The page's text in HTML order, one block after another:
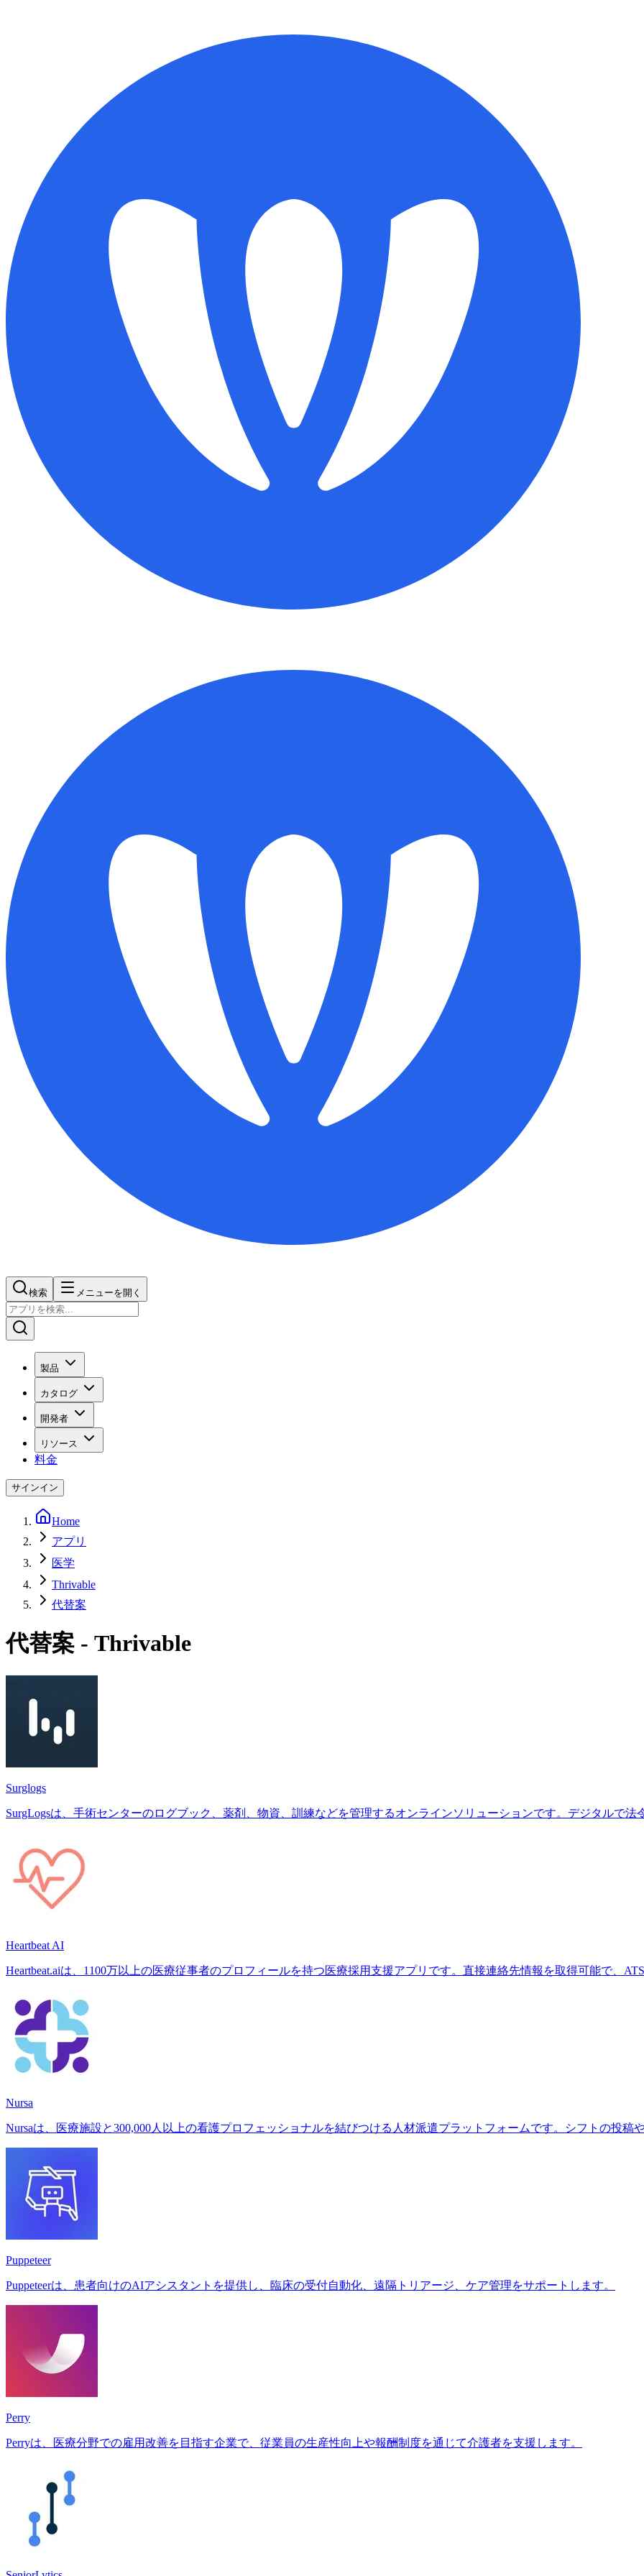
検索 メニューを開く
製品
カタログ
開発者
リソース
料金
サインイン
Home
アプリ
医学
Thrivable
代替案
代替案 - Thrivable
Surglogs
SurgLogsは、手術センターのログブック、薬剤、物資、訓練などを管理するオンラインソリューションです。デジタルで法
Heartbeat AI
Heartbeat.aiは、1100万以上の医療従事者のプロフィールを持つ医療採用支援アプリです。直接連絡先情報を取得可能で、
Nursa
Nursaは、医療施設と300,000人以上の看護プロフェッショナルを結びつける人材派遣プラットフォームです。シフトの投稿
Puppeteer
Puppeteerは、患者向けのAIアシスタントを提供し、臨床の受付自動化、遠隔トリアージ、ケア管理をサポートします。
Perry
Perryは、医療分野での雇用改善を目指す企業で、従業員の生産性向上や報酬制度を通じて介護者を支援します。